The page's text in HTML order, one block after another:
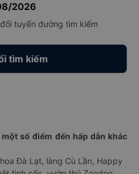
2026
tuyến đường tìm kiếm
tìm kiếm
số điểm đến hấp dẫn khác
Đà Lạt, làng Cù Lần, Happy